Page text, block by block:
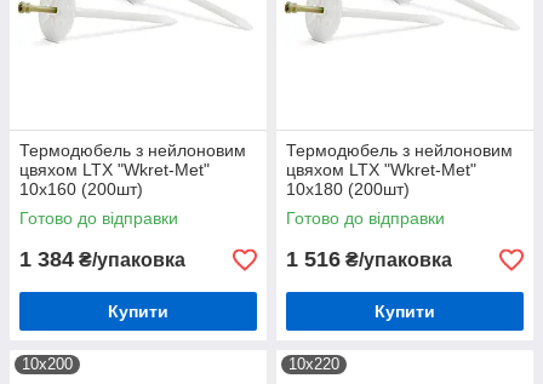
Термодюбель з нейлоновим
цвяхом LTX "Wkret-Met"
10х160 (200шт)
Готово до відправки
1 384 ₴/упаковка
Купити
Термодюбель з нейлоновим
цвяхом LTX "Wkret-Met"
10х180 (200шт)
Готово до відправки
1 516 ₴/упаковка
Купити
10х200 10х220